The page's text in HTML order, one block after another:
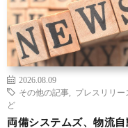
2026.08.09
その他の記事
プレスリリー
ど
両備システムズ、物流